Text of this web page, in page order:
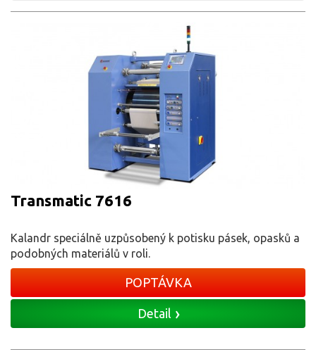
Transmatic 7616
Kalandr speciálně uzpůsobený k potisku pásek, opasků a
podobných materiálů v roli.
POPTÁVKA
Detail